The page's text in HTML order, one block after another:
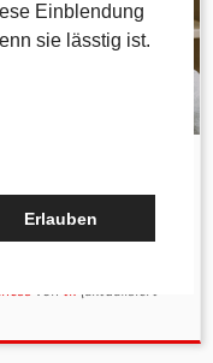
digitale Achtsamkeit
/Kolumne/Max-
von tk(aktualisiert
Einblendung
sie lässtig ist.
Erlauben